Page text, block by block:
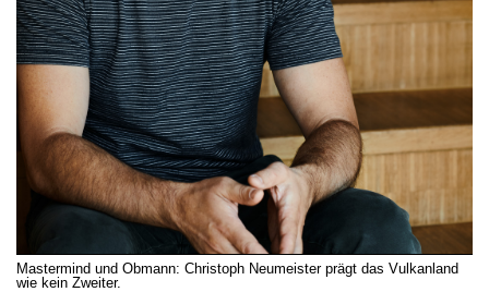
Mastermind und Obmann: Christoph Neumeister prägt das Vulkanland
wie kein Zweiter.